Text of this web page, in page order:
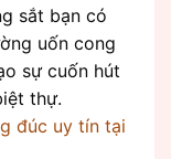
sắt bạn có
uốn cong
sự cuốn hút
thự.
đúc uy tín tại